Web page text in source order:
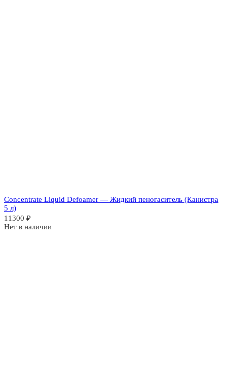
Concentrate Liquid Defoamer — Жидкий пеногаситель (Канистра
5 л)
11300 ₽
Нет в наличии